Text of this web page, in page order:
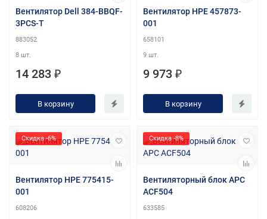
Вентилятор Dell 384-BBQF-
3PCS-T
883052
8 шт.
14 283 ₽
В корзину
Вентилятор HPE 457873-
001
658101
9 шт.
9 973 ₽
В корзину
Скидка -6%
Вентилятор HPE 775415-
001
608206
Скидка -8%
Вентиляторный блок APC
ACF504
633585